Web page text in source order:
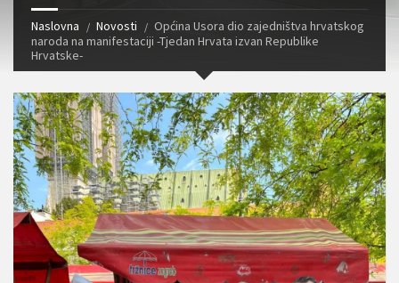
Naslovna Novosti
Općina Usora dio zajedništva hrvatskog
naroda na manifestaciji -Tjedan Hrvata izvan Republike
Hrvatske-